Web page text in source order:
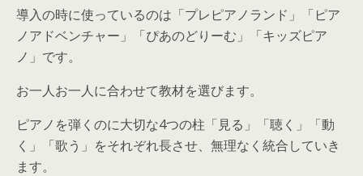
導入の時に使っているのは「プレピアノランド」「ピア
ノアドベンチャー」「ぴあのどりーむ」「キッズピア
ノ」です。
お一人お一人に合わせて教材を選びます。
ピアノを弾くのに大切な4つの柱「見る」「聴く」「動
く」「歌う」をそれぞれ長させ、無理なく統合していき
ます。